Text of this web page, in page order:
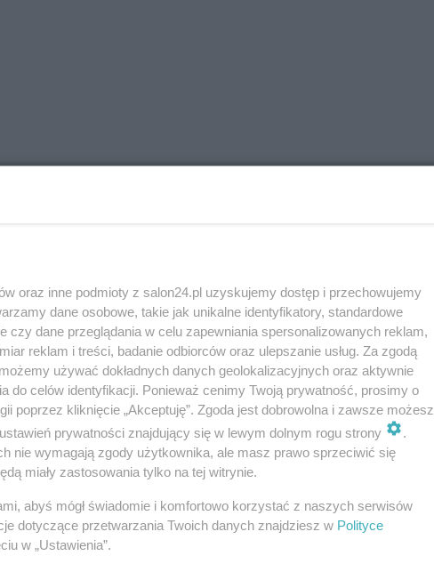
się do programów kontrkandydatów,
widoczna na ekranie.
przesłania jednego zdania
przekazywana kandydatowi.
oraz inne podmioty z salon24.pl uzyskujemy dostęp i przechowujemy
dane osobowe, takie jak unikalne identyfikatory, standardowe
czy dane przeglądania w celu zapewniania spersonalizowanych reklam,
reklam i treści, badanie odbiorców oraz ulepszanie usług. Za zgodą
używać dokładnych danych geolokalizacyjnych oraz aktywnie
do celów identyfikacji. Ponieważ cenimy Twoją prywatność, prosimy o
poprzez kliknięcie „Akceptuję”. Zgoda jest dobrowolna i zawsze możesz
prywatności znajdujący się w lewym dolnym rogu strony
.
nie wymagają zgody użytkownika, ale masz prawo sprzeciwić się
miały zastosowania tylko na tej witrynie.
abyś mógł świadomie i komfortowo korzystać z naszych serwisów
dotyczące przetwarzania Twoich danych znajdziesz w Polityce
w „Ustawienia”.